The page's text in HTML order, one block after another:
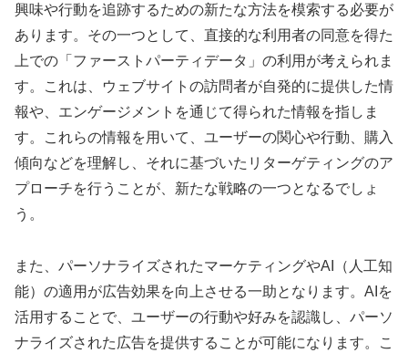
興味や行動を追跡するための新たな方法を模索する必要が
あります。その一つとして、直接的な利用者の同意を得た
上での「ファーストパーティデータ」の利用が考えられま
す。これは、ウェブサイトの訪問者が自発的に提供した情
報や、エンゲージメントを通じて得られた情報を指しま
す。これらの情報を用いて、ユーザーの関心や行動、購入
傾向などを理解し、それに基づいたリターゲティングのア
プローチを行うことが、新たな戦略の一つとなるでしょ
う。
また、パーソナライズされたマーケティングやAI（人工知
能）の適用が広告効果を向上させる一助となります。AIを
活用することで、ユーザーの行動や好みを認識し、パーソ
ナライズされた広告を提供することが可能になります。こ